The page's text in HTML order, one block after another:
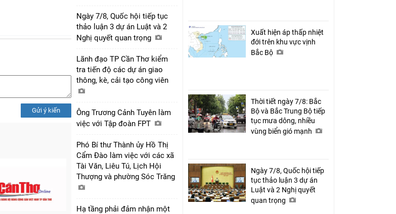
Gửi ý kiến
Ngày 7/8, Quốc hội tiếp tục
thảo luận 3 dự án Luật và 2
Nghị quyết quan trọng
Lãnh đạo TP Cần Thơ kiểm
tra tiến độ các dự án giao
thông, kè, cải tạo công viên
Ông Trương Cảnh Tuyên làm
việc với Tập đoàn FPT
Phó Bí thư Thành ủy Hồ Thị
Cẩm Đào làm việc với các xã
Tài Văn, Liêu Tú, Lịch Hội
Thượng và phường Sóc Trăng
Hạ tầng phải đảm nhận một
Xuất hiện áp thấp nhiệt
đới trên khu vực vịnh
Bắc Bộ
Thời tiết ngày 7/8: Bắc
Bộ và Bắc Trung Bộ tiếp
tục mưa dông, nhiều
vùng biển gió mạnh
Ngày 7/8, Quốc hội tiếp
tục thảo luận 3 dự án
Luật và 2 Nghị quyết
quan trọng